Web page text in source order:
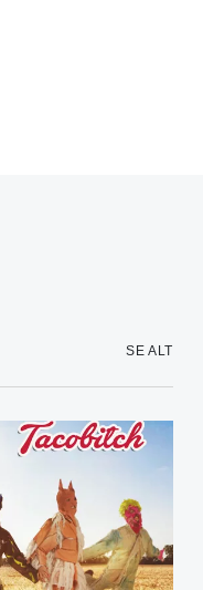
SE ALT